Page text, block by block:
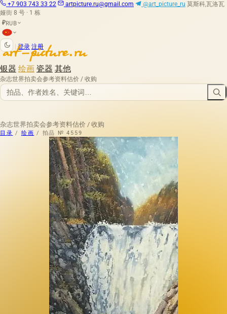
+7 903 743 33 22 artpicture.ru@gmail.com @art_picture_ru 莫斯科,瓦洛瓦
娅街 8 号 · 1 栋
₽RUB
登录 注册
银器 绘画 瓷器 其他
杂志世界拍卖会参考资料估价 / 收购
杂志世界拍卖会参考资料估价 / 收购
目录 / 绘画 / 拍品 № 4559